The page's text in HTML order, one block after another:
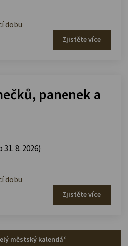
dobu
Zjistěte více
panenek a
8. 2026)
dobu
Zjistěte více
městský kalendář